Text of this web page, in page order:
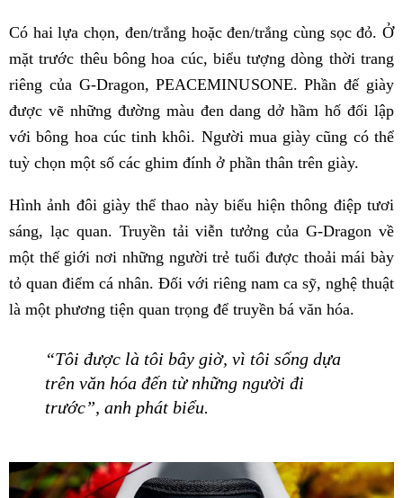
Có hai lựa chọn, đen/trắng hoặc đen/trắng cùng sọc đỏ. Ở
mặt trước thêu bông hoa cúc, biểu tượng dòng thời trang
riêng của G-Dragon, PEACEMINUSONE. Phần đế giày
được vẽ những đường màu đen dang dở hầm hố đối lập
với bông hoa cúc tinh khôi. Người mua giày cũng có thể
tuỳ chọn một số các ghim đính ở phần thân trên giày.
Hình ảnh đôi giày thể thao này biểu hiện thông điệp tươi
sáng, lạc quan. Truyền tải viễn tưởng của G-Dragon về
một thế giới nơi những người trẻ tuổi được thoải mái bày
tỏ quan điểm cá nhân. Đối với riêng nam ca sỹ, nghệ thuật
là một phương tiện quan trọng để truyền bá văn hóa.
“Tôi được là tôi bây giờ, vì tôi sống dựa
trên văn hóa đến từ những người đi
trước”, anh phát biểu.